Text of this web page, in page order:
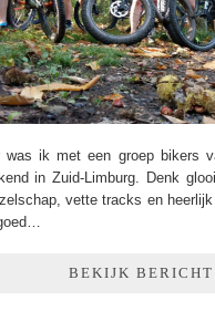
was ik met een groep bikers
in Zuid-Limburg. Denk
vette tracks en
BEKIJK BERICHT